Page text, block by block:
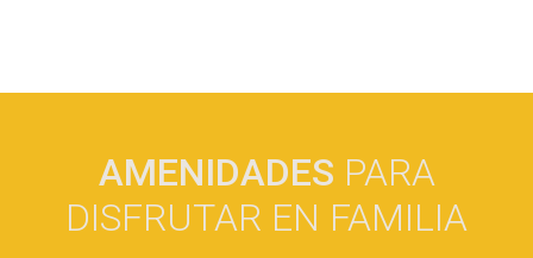
AMENIDADES PARA
DISFRUTAR EN FAMILIA